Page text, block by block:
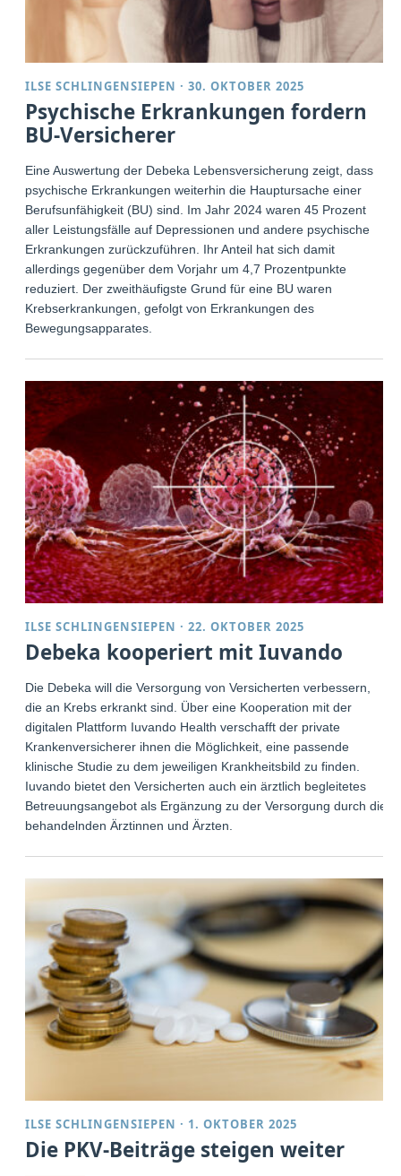
ILSE SCHLINGENSIEPEN ·30. OKTOBER 2025
Psychische Erkrankungen fordern
BU-Versicherer
Eine Auswertung der Debeka Lebensversicherung zeigt, dass
psychische Erkrankungen weiterhin die Hauptursache einer
Berufsunfähigkeit (BU) sind. Im Jahr 2024 waren 45 Prozent
aller Leistungsfälle auf Depressionen und andere psychische
Erkrankungen zurückzuführen. Ihr Anteil hat sich damit
allerdings gegenüber dem Vorjahr um 4,7 Prozentpunkte
reduziert. Der zweithäufigste Grund für eine BU waren
Krebserkrankungen, gefolgt von Erkrankungen des
Bewegungsapparates.
ILSE SCHLINGENSIEPEN ·22. OKTOBER 2025
Debeka kooperiert mit Iuvando
Die Debeka will die Versorgung von Versicherten verbessern,
die an Krebs erkrankt sind. Über eine Kooperation mit der
digitalen Plattform Iuvando Health verschafft der private
Krankenversicherer ihnen die Möglichkeit, eine passende
klinische Studie zu dem jeweiligen Krankheitsbild zu finden.
Iuvando bietet den Versicherten auch ein ärztlich begleitetes
Betreuungsangebot als Ergänzung zu der Versorgung durch die
behandelnden Ärztinnen und Ärzten.
ILSE SCHLINGENSIEPEN · 1. OKTOBER 2025
Die PKV-Beiträge steigen weiter